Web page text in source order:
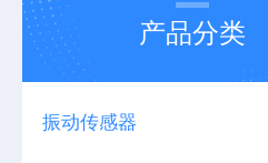
产品分类
振动传感器